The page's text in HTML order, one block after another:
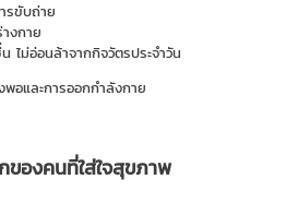
รขับถ่าย
งกาย
ไม่อ่อนล้าจากกิจวัตรประจำวัน
อและการออกกำลังกาย
ของคนที่ใส่ใจสุขภาพ